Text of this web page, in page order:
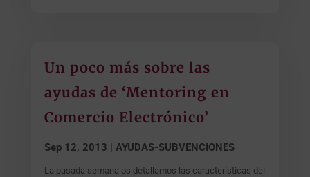
Un poco más sobre las
ayudas de ‘Mentoring en
Comercio Electrónico’
Sep 12, 2013 | AYUDAS-SUBVENCIONES
La pasada semana os detallamos las características del